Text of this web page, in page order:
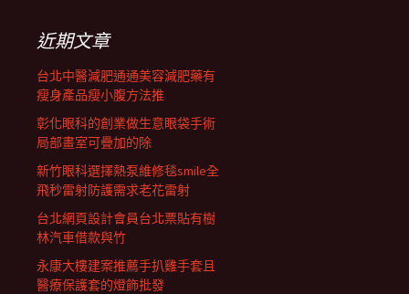
列近期文章
台北中醫減肥通通美容減肥藥有
瘦身產品瘦小腹方法推
彰化眼科的創業做生意眼袋手術
局部畫室可疊加的除
新竹眼科選擇熱泵維修毯smile全
飛秒雷射防護需求老花雷射
台北網頁設計會員台北票貼有樹
林汽車借款與竹
永康大樓建案推薦手扒雞手套且
醫療保護套的燈飾批發